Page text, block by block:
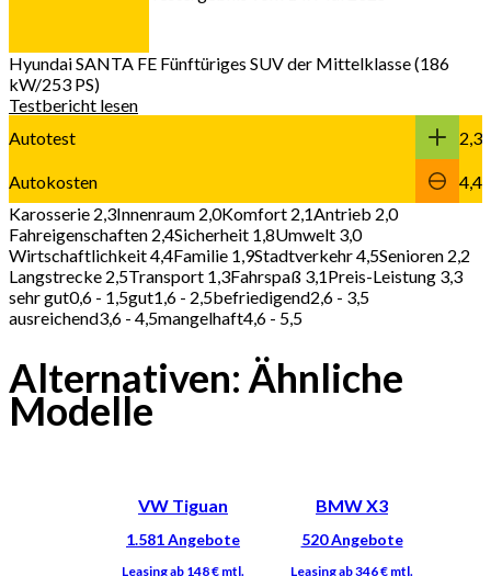
Hyundai SANTA FE Fünftüriges SUV der Mittelklasse (186
kW/253 PS)
Testbericht lesen
Autotest
2,3
Autokosten
4,4
Karosserie 2,3Innenraum 2,0Komfort 2,1Antrieb 2,0
Fahreigenschaften 2,4Sicherheit 1,8Umwelt 3,0
Wirtschaftlichkeit 4,4Familie 1,9Stadtverkehr 4,5Senioren 2,2
Langstrecke 2,5Transport 1,3Fahrspaß 3,1Preis-Leistung 3,3
sehr gut0,6 - 1,5gut1,6 - 2,5befriedigend2,6 - 3,5
ausreichend3,6 - 4,5mangelhaft4,6 - 5,5
Alternativen: Ähnliche
Modelle
VW Tiguan BMW X3